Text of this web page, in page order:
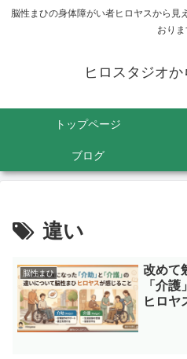
脳性まひの身体障がい者ヒロヤスから見
おり
ヒロスタジオ
トップページ
ブログ
違い
脳性まひ
改めて
「介
ヒロヤ